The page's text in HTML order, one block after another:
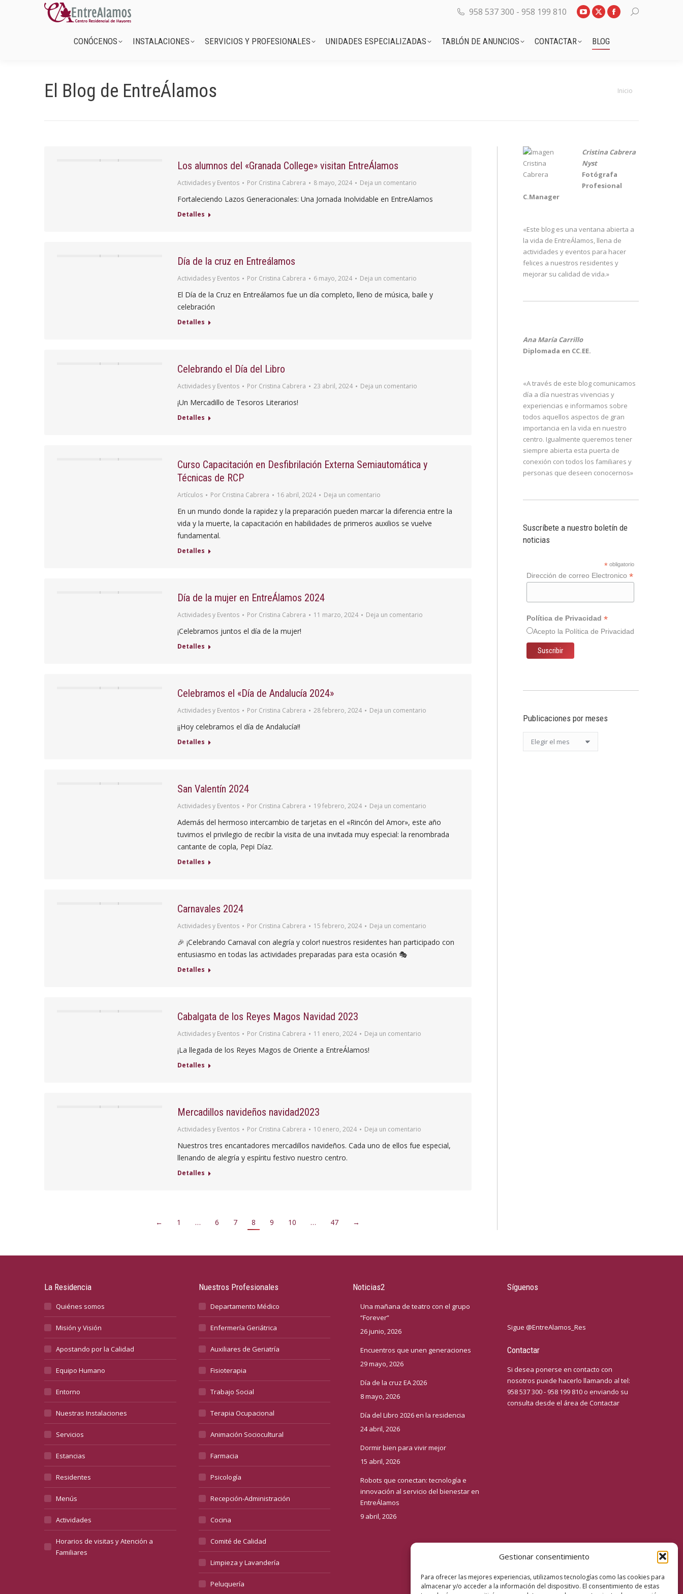
Gestionar consentimiento
Para ofrecer las mejores experiencias, utilizamos tecnologías como las cookies para
almacenar y/o acceder a la información del dispositivo. El consentimiento de estas
958 537 300 - 958 199 810
CONÓCENOS INSTALACIONES SERVICIOS Y PROFESIONALES UNIDADES ESPECIALIZADAS TABLÓN DE ANUNCIOS CONTACTAR BLOG
El Blog de EntreÁlamos Estás aquí:
Inicio
Los alumnos del «Granada College» visitan EntreÁlamos
Actividades y Eventos Por Cristina Cabrera 8 mayo, 2024 Deja un comentario
Fortaleciendo Lazos Generacionales: Una Jornada Inolvidable en EntreAlamos
Detalles
Día de la cruz en Entreálamos
Actividades y Eventos Por Cristina Cabrera 6 mayo, 2024 Deja un comentario
El Día de la Cruz en Entreálamos fue un día completo, lleno de música, baile y
celebración
Detalles
Celebrando el Día del Libro
Actividades y Eventos Por Cristina Cabrera 23 abril, 2024 Deja un comentario
¡Un Mercadillo de Tesoros Literarios!
Detalles
Curso Capacitación en Desfibrilación Externa Semiautomática y
Técnicas de RCP
Artículos Por Cristina Cabrera 16 abril, 2024 Deja un comentario
En un mundo donde la rapidez y la preparación pueden marcar la diferencia entre la
vida y la muerte, la capacitación en habilidades de primeros auxilios se vuelve
fundamental.
Detalles
Día de la mujer en EntreÁlamos 2024
Actividades y Eventos Por Cristina Cabrera 11 marzo, 2024 Deja un comentario
¡Celebramos juntos el día de la mujer!
Detalles
Celebramos el «Día de Andalucía 2024»
Actividades y Eventos Por Cristina Cabrera 28 febrero, 2024 Deja un comentario
¡¡Hoy celebramos el día de Andalucía!!
Detalles
San Valentín 2024
Actividades y Eventos Por Cristina Cabrera 19 febrero, 2024 Deja un comentario
Además del hermoso intercambio de tarjetas en el «Rincón del Amor», este año
tuvimos el privilegio de recibir la visita de una invitada muy especial: la renombrada
cantante de copla, Pepi Díaz.
Detalles
Carnavales 2024
Actividades y Eventos Por Cristina Cabrera 15 febrero, 2024 Deja un comentario
🎉 ¡Celebrando Carnaval con alegría y color! nuestros residentes han participado con
entusiasmo en todas las actividades preparadas para esta ocasión 🎭
Detalles
Cabalgata de los Reyes Magos Navidad 2023
Actividades y Eventos Por Cristina Cabrera 11 enero, 2024 Deja un comentario
¡La llegada de los Reyes Magos de Oriente a EntreÁlamos!
Detalles
Mercadillos navideños navidad2023
Actividades y Eventos Por Cristina Cabrera 10 enero, 2024 Deja un comentario
Nuestros tres encantadores mercadillos navideños. Cada uno de ellos fue especial,
llenando de alegría y espíritu festivo nuestro centro.
Detalles
← 1 … 6 7 8 9 10 … 47 →
Cristina Cabrera
Nyst
Fotógrafa
Profesional
C.Manager
«Este blog es una ventana abierta a
la vida de EntreÁlamos, llena de
actividades y eventos para hacer
felices a nuestros residentes y
mejorar su calidad de vida.»
Ana María Carrillo
Diplomada en CC.EE.
«A través de este blog comunicamos
día a día nuestras vivencias y
experiencias e informamos sobre
todos aquellos aspectos de gran
importancia en la vida en nuestro
centro. Igualmente queremos tener
siempre abierta esta puerta de
conexión con todos los familiares y
personas que deseen conocernos»
Suscríbete a nuestro boletín de
noticias
* obligatorio
Dirección de correo Electronico *
Política de Privacidad *
Acepto la Política de Privacidad
Publicaciones por meses
Publicaciones
La Residencia
Quiénes somos
Misión y Visión
Apostando por la Calidad
Equipo Humano
Entorno
Nuestras Instalaciones
Servicios
Estancias
Residentes
Menús
Actividades
Horarios de visitas y Atención a
Familiares
Nuestros Profesionales
Departamento Médico
Enfermería Geriátrica
Auxiliares de Geriatría
Fisioterapia
Trabajo Social
Terapia Ocupacional
Animación Sociocultural
Farmacia
Psicología
Recepción-Administración
Cocina
Comité de Calidad
Limpieza y Lavandería
Peluquería
Noticias2
Una mañana de teatro con el grupo
“Forever”
26 junio, 2026
Encuentros que unen generaciones
29 mayo, 2026
Día de la cruz EA 2026
8 mayo, 2026
Día del Libro 2026 en la residencia
24 abril, 2026
Dormir bien para vivir mejor
15 abril, 2026
Robots que conectan: tecnología e
innovación al servicio del bienestar en
EntreÁlamos
9 abril, 2026
Síguenos
Sigue @EntreAlamos_Res
Contactar
Si desea ponerse en contacto con
nosotros puede hacerlo llamando al tel:
958 537 300 - 958 199 810 o enviando su
consulta desde el área de Contactar
CONÓCENOS CONTACTAR BLOG